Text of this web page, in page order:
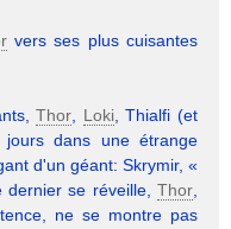
vers ses plus cuisantes
Thor Loki, Thialfi (et
jours dans une étrange
d'un géant: Skrymir, «
se réveille, Thor
ne se montre pas